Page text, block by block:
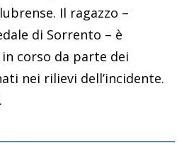
Il ragazzo –
di Sorrento – è
corso da parte dei
nei rilievi dell’incidente.